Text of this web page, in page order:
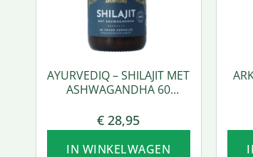
AYURVEDIQ – SHILAJIT MET
ASHWAGANDHA 60
€ 28,95
IN WINKELWAGEN